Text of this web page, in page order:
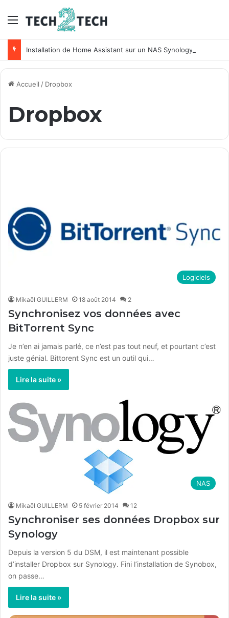
Menu
Installation de Home Assistant sur un NAS Synology
Accueil / Dropbox
Dropbox
Logiciels
Mikaël GUILLERM 18 août 2014 2
Synchronisez vos données avec
BitTorrent Sync
Je n’en ai jamais parlé, ce n’est pas tout neuf, et pourtant c’est
juste génial. Bittorent Sync est un outil qui…
Lire la suite »
NAS
Mikaël GUILLERM 5 février 2014 12
Synchroniser ses données Dropbox sur
Synology
Depuis la version 5 du DSM, il est maintenant possible
d’installer Dropbox sur Synology. Fini l’installation de Synobox,
on passe…
Lire la suite »